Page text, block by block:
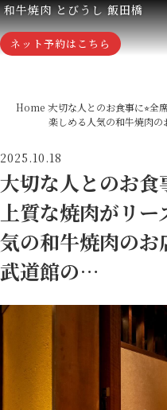
和牛焼肉 とびうし 飯田橋
ネット予約はこちら
Home 大切な人とのお食事に⭐︎全
楽しめる人気の和牛焼肉
2025.10.18
大切な人とのお食
上質な焼肉がリ
気の和牛焼肉のお
武道館の…